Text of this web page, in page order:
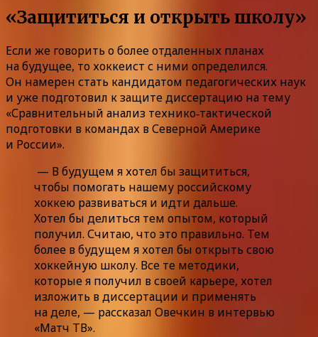
«Защититься и открыть школу»
Если же говорить о более отдаленных планах
на будущее, то хоккеист с ними определился.
Он намерен стать кандидатом педагогических наук
и уже подготовил к защите диссертацию на тему
«Сравнительный анализ технико‑тактической
подготовки в командах в Северной Америке
и России».
— В будущем я хотел бы защититься,
чтобы помогать нашему российскому
хоккею развиваться и идти дальше.
Хотел бы делиться тем опытом, который
получил. Считаю, что это правильно. Тем
более в будущем я хотел бы открыть свою
хоккейную школу. Все те методики,
которые я получил в своей карьере, хотел
изложить в диссертации и применять
на деле, — рассказал Овечкин в интервью
«Матч ТВ».